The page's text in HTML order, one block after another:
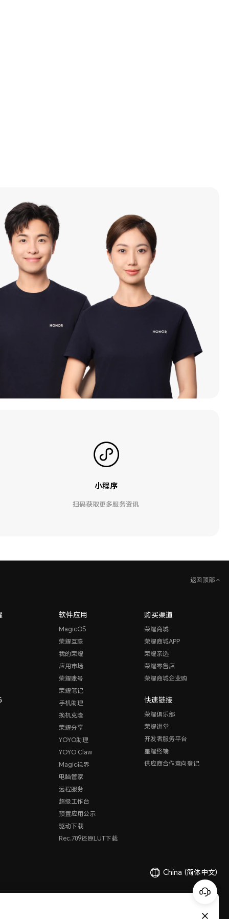
小程序
扫码获取更多服务资讯
返回顶部
软件应用
MagicOS
荣耀互联
我的荣耀
应用市场
荣耀账号
荣耀笔记
手机助理
换机克隆
荣耀分享
YOYO助理
YOYO Claw
Magic视界
电脑管家
远程服务
超级工作台
预置应用公示
驱动下载
Rec.709还原LUT下载
购买渠道
荣耀商城
荣耀商城APP
荣耀亲选
荣耀零售店
荣耀商城企业购
快速链接
荣耀俱乐部
荣耀讲堂
开发者服务平台
星耀终端
供应商合作意向登记
China (简体中文)
限公司 2020-2026 保留一切权利。
粤ICP备20047157号